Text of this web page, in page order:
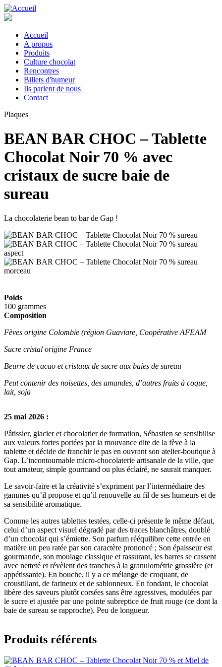
Aller
au
principal
Main
navigation
Accueil
A propos
Produits
Culture chocolat
Rencontres
Billets d'humeur
Ils parlent de nous
Contact
Plaques
BEAN BAR CHOC – Tablette
Chocolat Noir 70 % avec
cristaux de sucre baie de
sureau
La chocolaterie bean to bar de Gap !
Poids
100 grammes
Composition
Fèves origine Colombie (région Guaviare, Coopérative AFEAM
Sucre cristal origine France
Beurre de cacao et cristaux de sucre aux baies de sureau
Peut contenir des noisettes, des amandes, d’autres fruits à coque,
lait, soja
25 mai 2026 :
Pâtissier, glacier et chocolatier de formation, Sébastien se sensibilise
aux valeurs fortes portées par la mouvance dite de la fève à la
tablette et décide de franchir le pas en ouvrant son atelier-boutique à
Gap. L’incontournable micro-chocolaterie artisanale de la ville, que
tout amateur, simple gourmand ou plus éclairé, ne saurait manquer.
Le savoir-faire et la créativité s’expriment par l’intermédiaire des
gammes qu’il propose et qu’il renouvelle au fil de ses humeurs et de
sa sensibilité aromatique.
Comme les autres tablettes testées, celle-ci présente le même défaut,
celui d’un aspect visuel dégradé par des traces blanchâtres, doublé
d’un chocolat qui s’émiette. Son parfum rééquilibre cette entrée en
matière un peu ratée par son caractère prononcé ; Son épaisseur est
gourmande, son moulage classique et rassurant, les barres se cassent
avec netteté et révèlent des tranches à la granulométrie grossière (et
appétissante). En bouche, il y a ce mélange de croquant, de
croustillant, de farineux et de sablonneux. En fondant, le chocolat
libère des saveurs plutôt corsées sans être agressives, modulées par
le sucre et ajustée par une pointe subreptice de fruit rouge (ce dont la
baie de sureau se rapproche). Peu de longueur.
Produits référents